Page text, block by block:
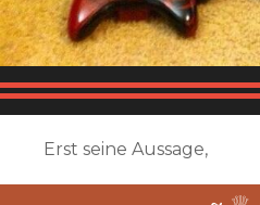
Erst seine Aussage,